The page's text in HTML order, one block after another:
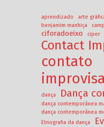
aprendizado arte
benjamim manhiça
ciforadoeixo ciper
Contact
contato
dança Dança
dança contemporânea
dança contemporânea
Etnografia da dança